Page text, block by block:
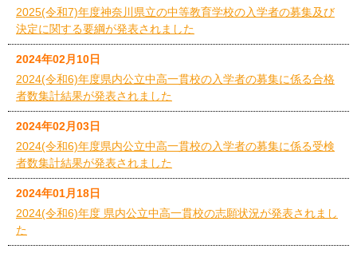
2025(令和7)年度神奈川県立の中等教育学校の入学者の募集及び
決定に関する要綱が発表されました
2024年02月10日
2024(令和6)年度県内公立中高一貫校の入学者の募集に係る合格
者数集計結果が発表されました
2024年02月03日
2024(令和6)年度県内公立中高一貫校の入学者の募集に係る受検
者数集計結果が発表されました
2024年01月18日
2024(令和6)年度 県内公立中高一貫校の志願状況が発表されまし
た